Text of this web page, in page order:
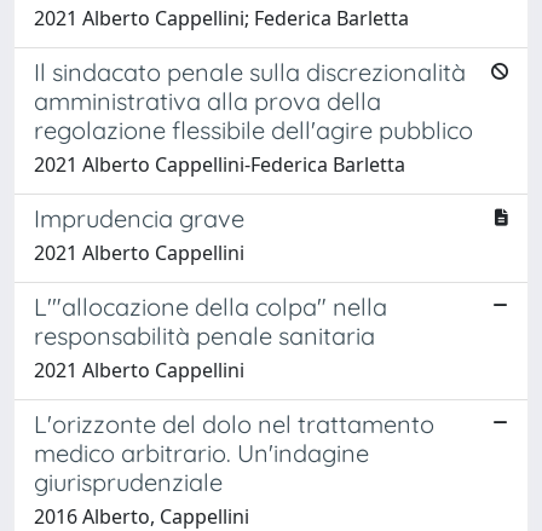
2021 Alberto Cappellini; Federica Barletta
Il sindacato penale sulla discrezionalità
amministrativa alla prova della
regolazione flessibile dell'agire pubblico
2021 Alberto Cappellini-Federica Barletta
Imprudencia grave
2021 Alberto Cappellini
L'"allocazione della colpa" nella
responsabilità penale sanitaria
2021 Alberto Cappellini
L'orizzonte del dolo nel trattamento
medico arbitrario. Un'indagine
giurisprudenziale
2016 Alberto, Cappellini